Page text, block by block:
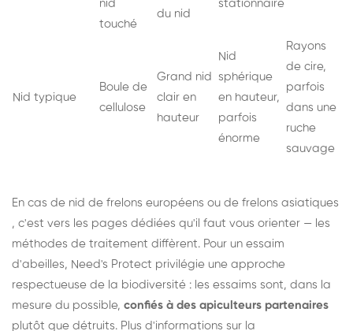
nid
touché
du nid
stationnaire
Nid typique
Boule de
cellulose
Grand nid
clair en
hauteur
Nid
sphérique
en hauteur,
parfois
énorme
Rayons
de cire,
parfois
dans une
ruche
sauvage
En cas de nid de frelons européens ou de frelons asiatiques
, c'est vers les pages dédiées qu'il faut vous orienter — les
méthodes de traitement diffèrent. Pour un essaim
d'abeilles, Need's Protect privilégie une approche
respectueuse de la biodiversité : les essaims sont, dans la
mesure du possible, confiés à des apiculteurs partenaires
plutôt que détruits. Plus d'informations sur la